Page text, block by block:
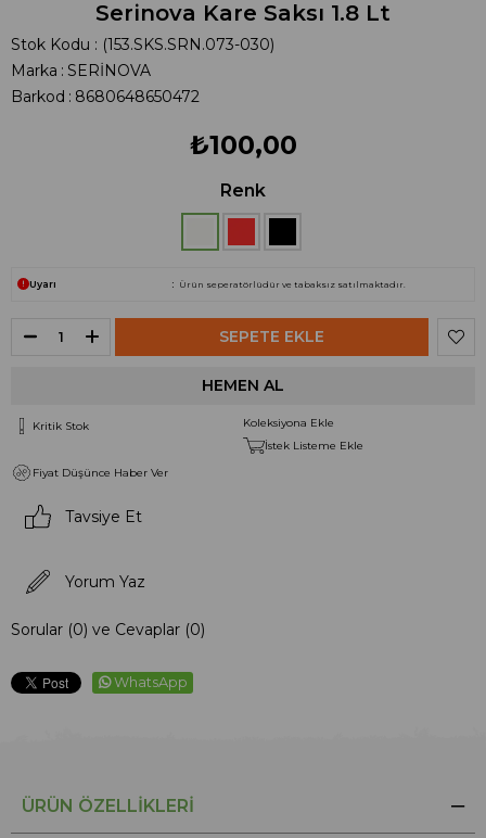
Serinova Kare Saksı 1.8 Lt
Stok Kodu
(153.SKS.SRN.073-030)
Marka : SERİNOVA
Barkod : 8680648650472
₺100,00
Renk
Uyarı Ürün seperatörlüdür ve tabaksız satılmaktadır.
Kritik Stok
Koleksiyona Ekle
İstek Listeme Ekle
Fiyat Düşünce Haber Ver
Tavsiye Et
Yorum Yaz
Sorular (0) ve Cevaplar (0)
WhatsApp
ÜRÜN ÖZELLIKLERI